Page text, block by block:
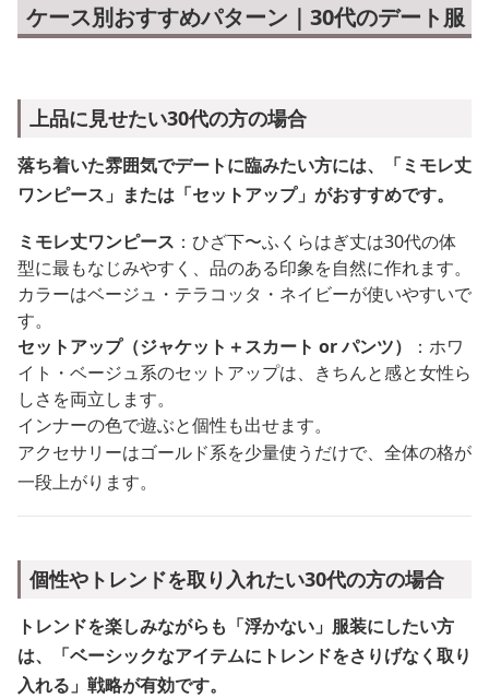
ケース別おすすめパターン｜30代のデート服
上品に見せたい30代の方の場合
落ち着いた雰囲気でデートに臨みたい方には、「ミモレ丈
ワンピース」または「セットアップ」がおすすめです。
ミモレ丈ワンピース ：ひざ下〜ふくらはぎ丈は30代の体
型に最もなじみやすく、品のある印象を自然に作れます。
カラーはベージュ・テラコッタ・ネイビーが使いやすいで
す。
セットアップ（ジャケット＋スカート or パンツ）
：ホワ
イト・ベージュ系のセットアップは、きちんと感と女性ら
しさを両立します。
インナーの色で遊ぶと個性も出せます。
アクセサリーはゴールド系を少量使うだけで、全体の格が
一段上がります。
個性やトレンドを取り入れたい30代の方の場合
トレンドを楽しみながらも「浮かない」服装にしたい方
は、「ベーシックなアイテムにトレンドをさりげなく取り
入れる」戦略が有効です。